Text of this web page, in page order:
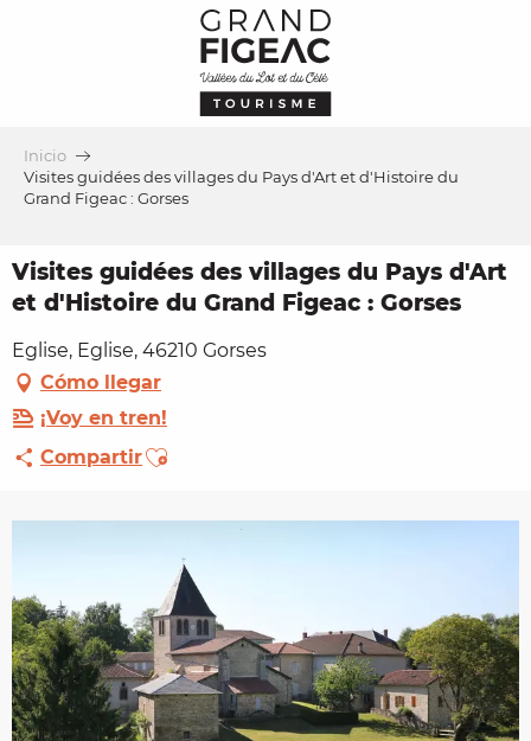
Inicio
Visites guidées des villages du Pays d'Art et d'Histoire du
Grand Figeac : Gorses
Visites guidées des villages du Pays d'Art
et d'Histoire du Grand Figeac : Gorses
Eglise, Eglise, 46210 Gorses
Cómo llegar
¡Voy en tren!
CompartirAjouter aux favoris